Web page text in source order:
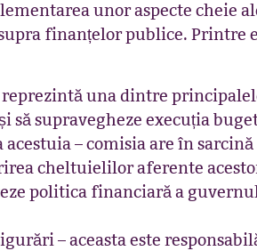
unor aspecte
finanțelor publice. Printre
reprezintă una dintre
supravegheze execuția
– comisia are în
cheltuielilor aferente
politica financiară a
– aceasta este